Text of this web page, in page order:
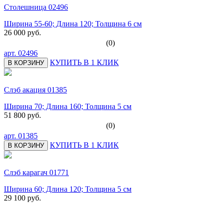
Столешница 02496
Ширина 55-60; Длина 120; Толщина 6 см
26 000 руб.
(0)
арт. 02496
В КОРЗИНУ КУПИТЬ В 1 КЛИК
Слэб акация 01385
Ширина 70; Длина 160; Толщина 5 см
51 800 руб.
(0)
арт. 01385
В КОРЗИНУ КУПИТЬ В 1 КЛИК
Слэб карагач 01771
Ширина 60; Длина 120; Толщина 5 см
29 100 руб.